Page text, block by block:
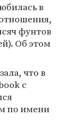
в
фунтов
Об этом
что в
с
по имени